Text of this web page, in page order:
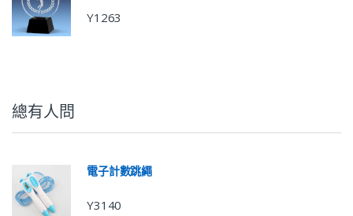
Y1263
總有人問
電子計數跳繩
Y3140